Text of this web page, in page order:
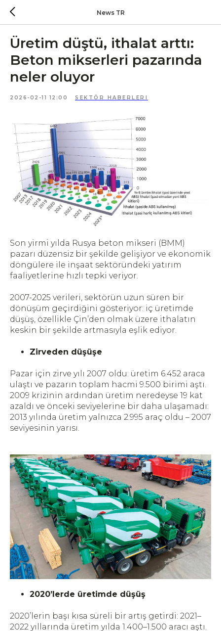
News TR
Üretim düştü, ithalat arttı:
Beton mikserleri pazarında
neler oluyor
2026-02-11 12:00 SEKTÖR HABERLERI
Son yirmi yılda Rusya beton mikseri (BMM)
pazarı düzensiz bir şekilde gelişiyor ve ekonomik
döngülere ile inşaat sektöründeki yatırım
faaliyetlerine hızlı tepki veriyor.
2007-2025 verileri, sektörün uzun süren bir
dönüşüm geçirdiğini gösteriyor: iç üretimde
düşüş, özellikle Çin’den olmak üzere ithalatın
keskin bir şekilde artmasıyla eşlik ediyor.
Zirveden düşüşe
Pazar için zirve yılı 2007 oldu: üretim 6.452 araca
ulaştı ve pazarın toplam hacmi 9.500 birimi aştı.
2009 krizinin ardından üretim neredeyse 19 kat
azaldı ve önceki seviyelerine bir daha ulaşamadı:
2013 yılında üretim yalnızca 2.995 araç oldu – 2007
seviyesinin yarısı.
2020’lerde üretimde düşüş
2020’lerin başı kısa süreli bir artış getirdi: 2021–
2022 yıllarında üretim yılda 1.400–1.500 aracı aştı.